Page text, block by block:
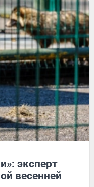
эксперт
весенней